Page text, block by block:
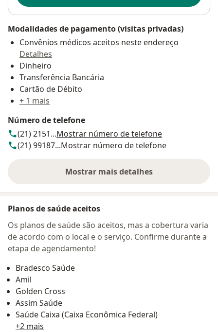
Modalidades de pagamento (visitas privadas)
Convênios médicos aceitos neste endereço
Detalhes
Dinheiro
Transferência Bancária
Cartão de Débito
+ 1 mais
Número de telefone
(21) 2151...Mostrar número de telefone
(21) 99187...Mostrar número de telefone
Mostrar mais detalhes
sobre o endereço
Planos de saúde aceitos
Os planos de saúde são aceitos, mas a cobertura varia
de acordo com o local e o serviço. Confirme durante a
etapa de agendamento!
Bradesco Saúde
Amil
Golden Cross
Assim Saúde
Saúde Caixa (Caixa Econômica Federal)
+2 mais